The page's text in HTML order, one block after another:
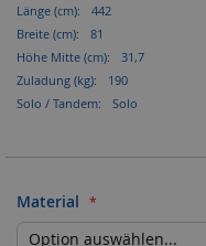
Mehr
Informationen
442
81
31,7
190
Solo
Material
Bildergalerie
springen